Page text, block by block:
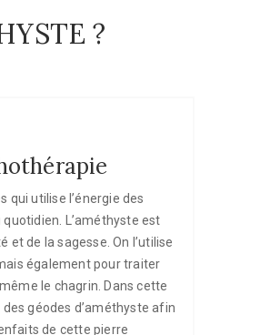
?
qui utilise l’énergie des
L’améthyste est
de la sagesse. On l’utilise
également pour traiter
le chagrin. Dans cette
géodes d’améthyste afin
de cette pierre